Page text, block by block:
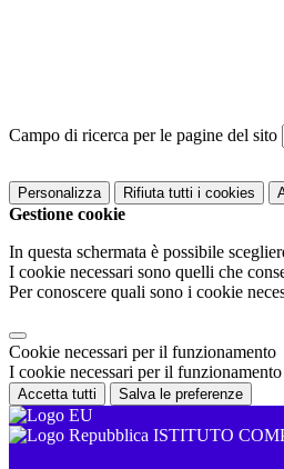
Campo di ricerca per le pagine del sito
Personalizza Rifiuta tutti i cookies
Gestione cookie
In questa schermata è possibile
I cookie necessari sono quelli che
Per conoscere quali sono i cookie
Cookie necessari per il funzionamento
I cookie necessari per il
Accetta tutti Salva le preferenze
ISTITUTO